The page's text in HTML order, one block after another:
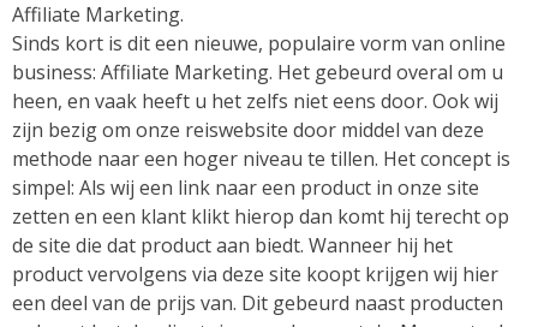
Affiliate Marketing.
Sinds kort is dit een nieuwe, populaire vorm van online
business: Affiliate Marketing. Het gebeurd overal om u
heen, en vaak heeft u het zelfs niet eens door. Ook wij
zijn bezig om onze reiswebsite door middel van deze
methode naar een hoger niveau te tillen. Het concept is
simpel: Als wij een link naar een product in onze site
zetten en een klant klikt hierop dan komt hij terecht op
de site die dat product aan biedt. Wanneer hij het
product vervolgens via deze site koopt krijgen wij hier
een deel van de prijs van. Dit gebeurd naast producten